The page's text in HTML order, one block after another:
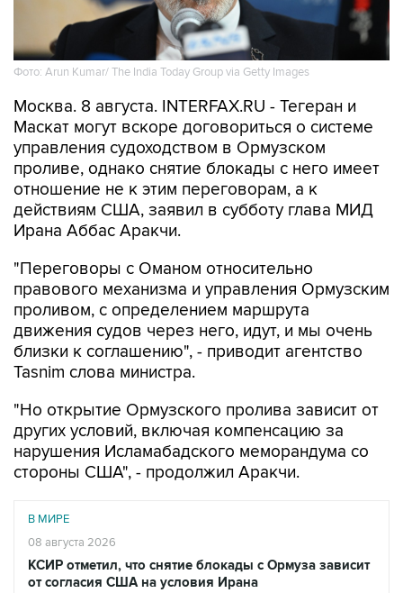
Фото: Arun Kumar/ The India Today Group via Getty Images
Москва. 8 августа. INTERFAX.RU - Тегеран и
Маскат могут вскоре договориться о системе
управления судоходством в Ормузском
проливе, однако снятие блокады с него имеет
отношение не к этим переговорам, а к
действиям США, заявил в субботу глава МИД
Ирана Аббас Аракчи.
"Переговоры с Оманом относительно
правового механизма и управления Ормузским
проливом, с определением маршрута
движения судов через него, идут, и мы очень
близки к соглашению", - приводит агентство
Tasnim слова министра.
"Но открытие Ормузского пролива зависит от
других условий, включая компенсацию за
нарушения Исламабадского меморандума со
стороны США", - продолжил Аракчи.
В МИРЕ
08 августа 2026
КСИР отметил, что снятие блокады с Ормуза зависит
от согласия США на условия Ирана